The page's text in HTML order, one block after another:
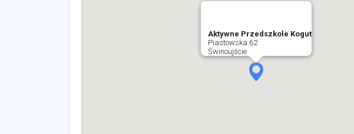
Aktywne Przedszkole Kogut
Piastowska 62
Świnoujście